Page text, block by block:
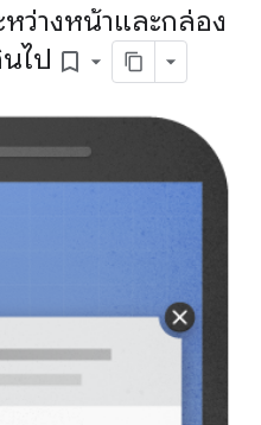
ว่างหน้าและกล่อง
ไป bookmark_border